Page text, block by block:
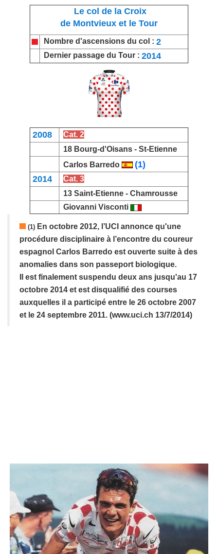
Le col de la Croix
de Montvieux et le Tour
Nombre d'ascensions du col : 2
Dernier passage du Tour : 2014
2008
Cat. 2
18 Bourg-d'Oisans - St-Etienne
Carlos Barredo
(1)
2014
Cat. 3
13 Saint-Etienne - Chamrousse
Giovanni Visconti
(1) En octobre 2012, l’UCI annonce qu'une
procédure disciplinaire à l’encontre du coureur
espagnol Carlos Barredo est ouverte suite à des
anomalies dans son passeport biologique.
Il est finalement suspendu deux ans jusqu'au 17
octobre 2014 et est disqualifié des courses
auxquelles il a participé entre le 26 octobre 2007
et le 24 septembre 2011. (www.uci.ch 13/7/2014)